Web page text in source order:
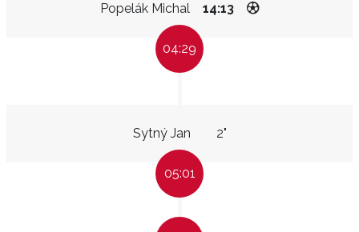
Popelák Michal 14:13
04:29
Sytný Jan 2"
05:01